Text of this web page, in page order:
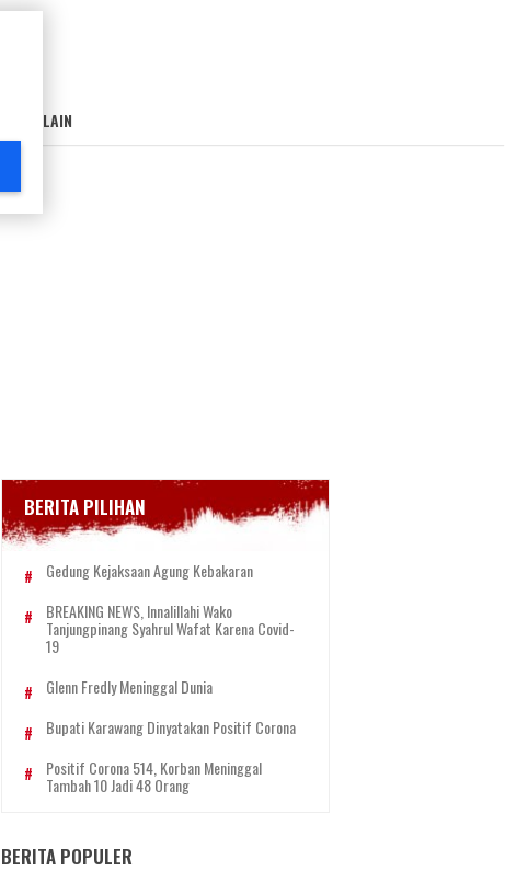
LAIN-LAIN
BERITA PILIHAN
Gedung Kejaksaan Agung Kebakaran
BREAKING NEWS, Innalillahi Wako
Tanjungpinang Syahrul Wafat Karena Covid-
19
Glenn Fredly Meninggal Dunia
Bupati Karawang Dinyatakan Positif Corona
Positif Corona 514, Korban Meninggal
Tambah 10 Jadi 48 Orang
BERITA POPULER